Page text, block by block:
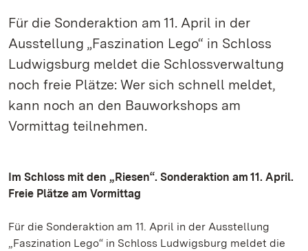
Für die Sonderaktion am 11. April in der
Ausstellung „Faszination Lego“ in Schloss
Ludwigsburg meldet die Schlossverwaltung
noch freie Plätze: Wer sich schnell meldet,
kann noch an den Bauworkshops am
Vormittag teilnehmen.
Im Schloss mit den „Riesen“. Sonderaktion am 11. April.
Freie Plätze am Vormittag
Für die Sonderaktion am 11. April in der Ausstellung
„Faszination Lego“ in Schloss Ludwigsburg meldet die